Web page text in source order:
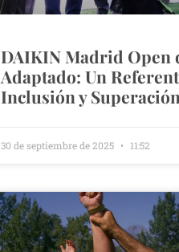
DAIKIN Madrid Open
Adaptado: Un
Inclusión y Superación
30 de septiembre de 2025 11:52